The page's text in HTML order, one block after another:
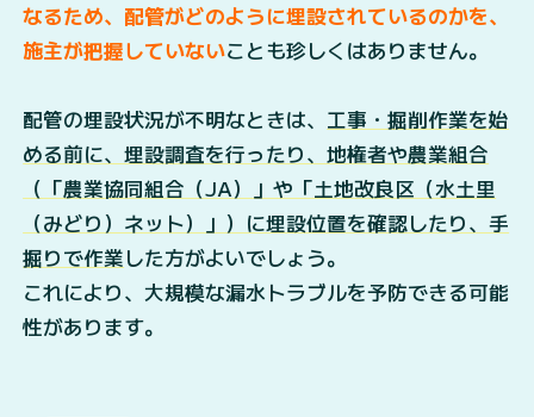
なるため、配管がどのように埋設されているのかを、
施主が把握していないことも珍しくはありません。
配管の埋設状況が不明なときは、 工事・掘削作業を始
める前に、埋設調査を行ったり、地権者や農業組合
（「農業協同組合（JA）」や「土地改良区（水土里
（みどり）ネット）」）に埋設位置を確認したり、手
掘りで作業した方がよいでしょう。
これにより、大規模な漏水トラブルを予防できる可能
性があります。